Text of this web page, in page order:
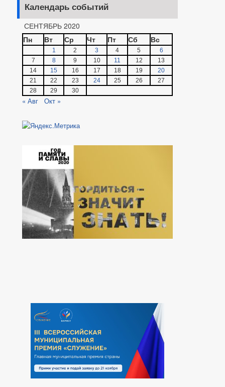
Календарь событий
СЕНТЯБРЬ 2020
Пн
Вт Ср Чт Пт Сб Вс
1 2 3 4 5
6
7
8 9 10 11 12
13
14
15 16 17 18 19
20
21
22 23 24 25 26
27
28
29 30
« Авг Окт »